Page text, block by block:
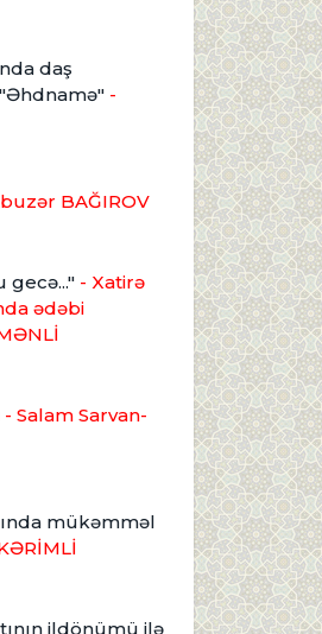
daş
-
BAĞIROV
gecə..." - Xatirə
ədəbi
- Salam Sarvan-
mükəmməl
ildönümü ilə